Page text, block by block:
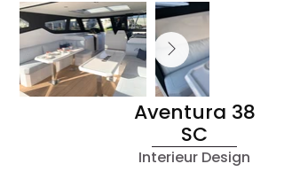
Aventura 38
SC
Interieur Design